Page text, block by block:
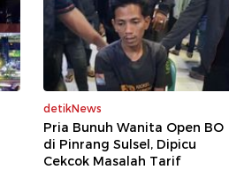
detikNews
Pria Bunuh Wanita Open BO
di Pinrang Sulsel, Dipicu
Cekcok Masalah Tarif